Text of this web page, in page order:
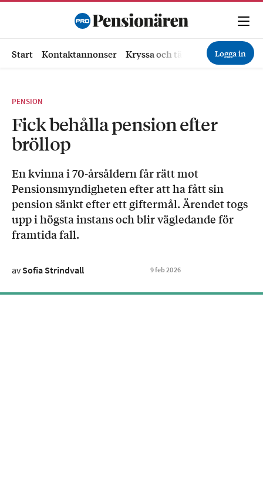
Start Kontaktannonser Kryssa och tävla Ekonomi
Logga in
PENSION
Fick behålla pension efter
bröllop
En kvinna i 70-årsåldern får rätt mot
Pensionsmyndigheten efter att ha fått sin
pension sänkt efter ett giftermål. Ärendet togs
upp i högsta instans och blir vägledande för
framtida fall.
avSofia Strindvall 9feb 2026